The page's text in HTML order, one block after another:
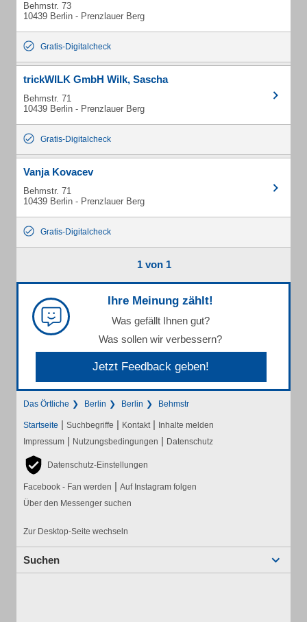
Behmstr. 73
10439 Berlin - Prenzlauer Berg
Gratis-Digitalcheck
trickWILK GmbH Wilk, Sascha
Behmstr. 71
10439 Berlin - Prenzlauer Berg
Gratis-Digitalcheck
Vanja Kovacev
Behmstr. 71
10439 Berlin - Prenzlauer Berg
Gratis-Digitalcheck
1 von 1
Ihre Meinung zählt!
Was gefällt Ihnen gut?
Was sollen wir verbessern?
Jetzt Feedback geben!
Das Örtliche Berlin Berlin Behmstr
Startseite | Suchbegriffe | Kontakt | Inhalte melden
Impressum | Nutzungsbedingungen | Datenschutz
Datenschutz-Einstellungen
Facebook - Fan werden | Auf Instagram folgen
Über den Messenger suchen
Zur Desktop-Seite wechseln
Suchen